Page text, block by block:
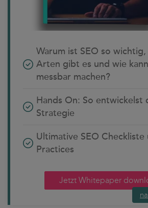
Warum ist SEO so
Arten gibt es und wie
messbar machen?
Hands On: So entwickelst
Strategie
Ultimative SEO Checkliste
Practices
Jetzt Whitepaper